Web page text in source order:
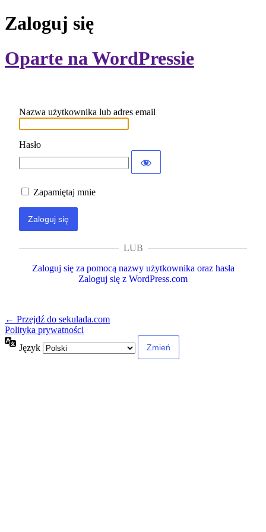
Zaloguj się
Oparte na WordPressie
Nazwa użytkownika lub adres email
Hasło
Zapamiętaj mnie
LUB
Zaloguj się za pomocą nazwy użytkownika oraz hasła
Zaloguj się z WordPress.com
← Przejdź do sekulada.com
Polityka prywatności
Język